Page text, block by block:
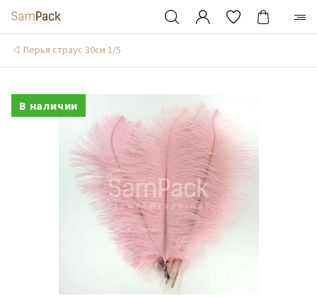
Перья страус 30см 1/5
В наличии